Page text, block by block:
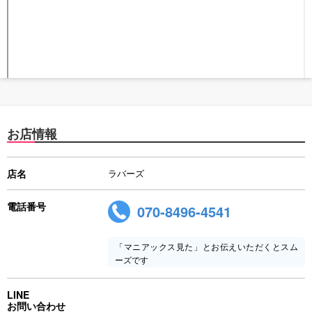
お店情報
店名 ラバーズ
電話番号 070-8496-4541
「マニアックス見た」とお伝えいただくとスム
ーズです
LINE
お問い合わせ